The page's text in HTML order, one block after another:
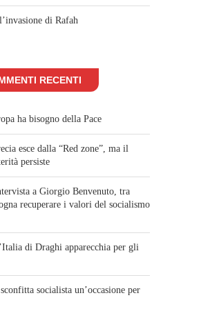
di Rafah
RECENTI
ha bisogno della Pace
esce dalla “Red zone”, ma il
persiste
a Giorgio Benvenuto, tra
recuperare i valori del socialismo
di Draghi apparecchia per gli
socialista un’occasione per